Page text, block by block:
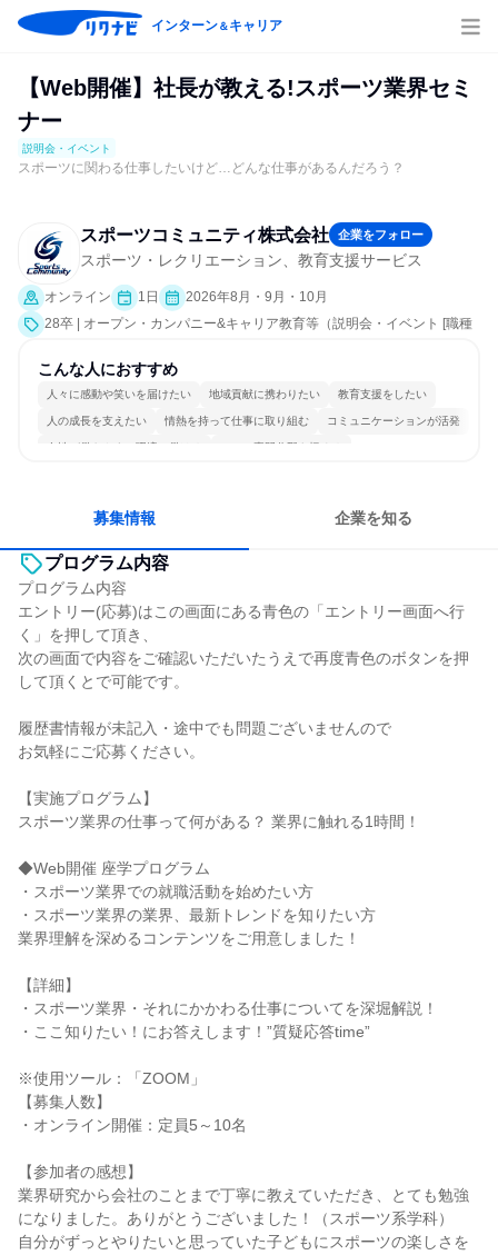
インターン＆キャリア
【Web開催】社長が教える!スポーツ業界セミ
ナー
説明会・イベント
スポーツに関わる仕事したいけど…どんな仕事があるんだろう？
スポーツコミュニティ株式会社 企業をフォロー
スポーツ・レクリエーション、教育支援サービス
オンライン 1日
2026年8月・9月・10月
28卒 | オープン・カンパニー&キャリア教育等（説明会・イベント [職種
こんな人におすすめ
人々に感動や笑いを届けたい 地域貢献に携わりたい 教育支援をしたい
人の成長を支えたい 情熱を持って仕事に取り組む コミュニケーションが活発
女性が働きやすい環境で働ける 一つの専門分野を極める
募集情報 企業を知る
プログラム内容
プログラム内容
エントリー(応募)はこの画面にある青色の「エントリー画面へ行
く」を押して頂き、
次の画面で内容をご確認いただいたうえで再度青色のボタンを押
して頂くとで可能です。
履歴書情報が未記入・途中でも問題ございませんので
お気軽にご応募ください。
【実施プログラム】
スポーツ業界の仕事って何がある？ 業界に触れる1時間！
◆Web開催 座学プログラム
・スポーツ業界での就職活動を始めたい方
・スポーツ業界の業界、最新トレンドを知りたい方
業界理解を深めるコンテンツをご用意しました！
【詳細】
・スポーツ業界・それにかかわる仕事についてを深堀解説！
・ここ知りたい！にお答えします！”質疑応答time”
※使用ツール：「ZOOM」
【募集人数】
・オンライン開催：定員5～10名
【参加者の感想】
業界研究から会社のことまで丁寧に教えていただき、とても勉強
になりました。ありがとうございました！（スポーツ系学科）
自分がずっとやりたいと思っていた子どもにスポーツの楽しさを